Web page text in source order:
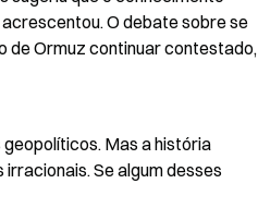
acrescentou. O debate sobre se
de Ormuz continuar contestado,
Mas a história
Se algum desses